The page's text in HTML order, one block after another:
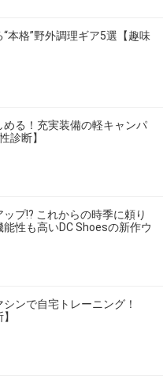
本格”野外調理ギア5選【趣味
る！充実装備の軽キャンパ
診断】
プ!? これからの時季に頼り
性も高いDC Shoesの新作ウ
ンで自宅トレーニング！